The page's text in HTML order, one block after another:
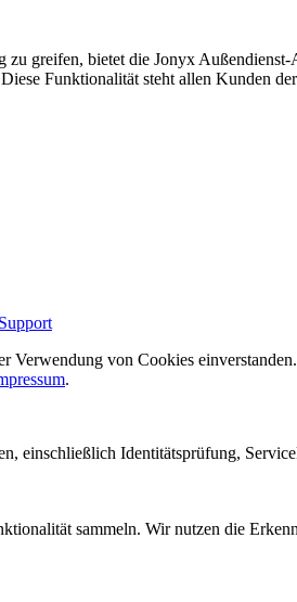
zu greifen, bietet die Jonyx
Funktionalität steht allen Kunden
Verwendung von Cookies
.
einschließlich Identitätsprüfung,
sammeln. Wir nutzen die